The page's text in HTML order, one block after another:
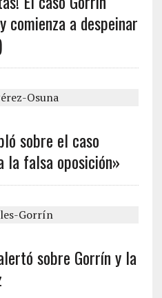
comienza a despeinar
sobre el caso
la falsa oposición»
sobre Gorrín y la